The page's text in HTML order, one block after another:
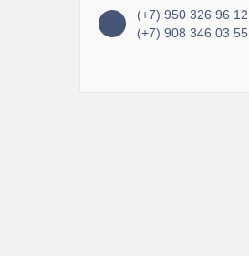
(+7) 950 326 96 12
(+7) 908 346 03 55